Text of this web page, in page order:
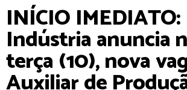
INÍCIO IMEDIATO:
Indústria anuncia
terça (10), nova